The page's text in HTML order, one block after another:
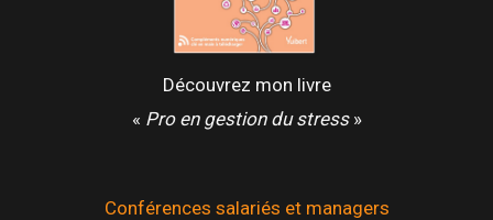
Découvrez mon livre
« Pro en gestion du stress»
Conférences salariés et managers